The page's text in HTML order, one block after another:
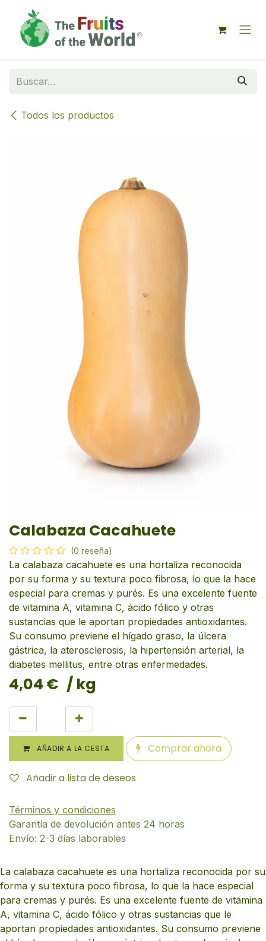
Todos los productos
Calabaza Cacahuete
(0 reseña)
La calabaza cacahuete es una hortaliza reconocida
por su forma y su textura poco fibrosa, lo que la hace
especial para cremas y purés. Es una excelente fuente
de vitamina A, vitamina C, ácido fólico y otras
sustancias que le aportan propiedades antioxidantes.
Su consumo previene el hígado graso, la úlcera
gástrica, la aterosclerosis, la hipertensión arterial, la
diabetes mellitus, entre otras enfermedades.
4,04 € / kg
AÑADIR A LA CESTA Comprar ahora
Añadir a lista de deseos
Términos y condiciones
Garantía de devolución antes 24 horas
Envío: 2-3 días laborables
La calabaza cacahuete es una hortaliza reconocida por su
forma y su textura poco fibrosa, lo que la hace especial
para cremas y purés. Es una excelente fuente de vitamina
A, vitamina C, ácido fólico y otras sustancias que le
aportan propiedades antioxidantes. Su consumo previene